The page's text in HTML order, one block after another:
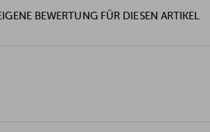
BEWERTUNG FÜR DIESEN ARTIKEL